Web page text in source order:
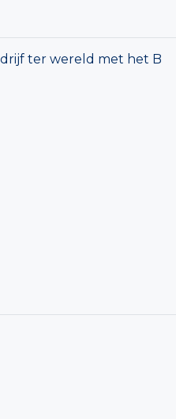
ter wereld met het B